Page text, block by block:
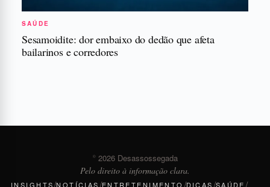
SAÚDE
Sesamoidite: dor embaixo do dedão que afeta
bailarinos e corredores
© 2026 Desassossegada
Pelo direito à informação clara.
INSIGHTS NOTÍCIAS ENTRETENIMENTO DICAS SAÚDE